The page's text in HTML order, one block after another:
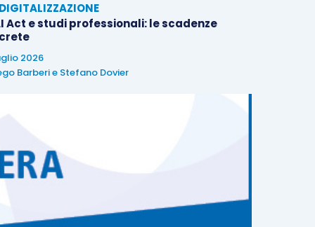
Act e studi professionali: le scadenze
2026
Barberie Stefano Dovier